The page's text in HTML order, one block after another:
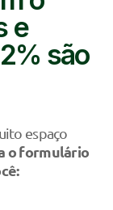
e
são
espaço
o formulário